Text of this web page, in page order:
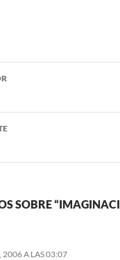
SOBRE
2006 A LAS 03:07